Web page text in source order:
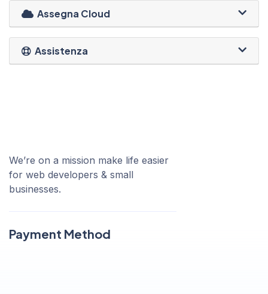
Assegna Cloud
Assistenza
We’re on a mission make life easier
for web developers & small
businesses.
Payment Method